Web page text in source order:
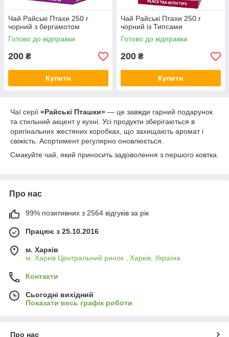
Чай Райські Птахи 250 г
чорний з бергамотом
Готово до відправки
200 ₴
Купити
Чай Райські Птахи 250 г
чорний із Типсами
Готово до відправки
200 ₴
Купити
Чаї серії «Райські Пташки» — це завжди гарний подарунок
та стильний акцент у кухні. Усі продукти зберігаються в
оригінальних жестяних коробках, що захищають аромат і
свіжість. Асортимент регулярно оновлюється.
Смакуйте чай, який приносить задоволення з першого ковтка.
Про нас
99% позитивних з 2564 відгуків за рік
Працює з 25.10.2016
м. Харків
м. Харків Центральний ринок , Харків, Україна
Контакти
Сьогодні вихідний
Показати весь графік роботи
Про нас